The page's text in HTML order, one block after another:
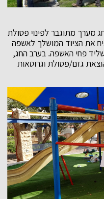
מערך מתוגבר לפינוי פסולת
את הציוד המושלך לאשפה
שליד פחי האשפה. בערב החג,
הוצאת גזם/פסולת וגרוטאות